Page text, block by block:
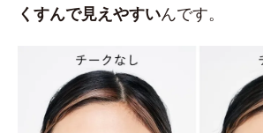
くすんで見えやすいんです。